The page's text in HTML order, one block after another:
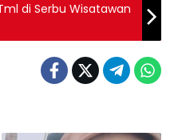
di Serbu Wisatawan